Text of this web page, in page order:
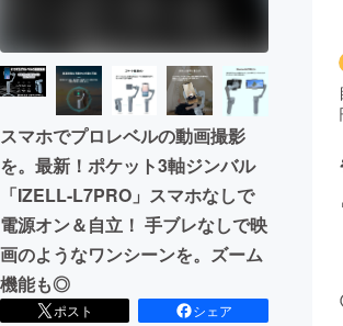
CAMPFIRE for Social Good
CAMPFIREふるさと納税machi-ya
スマホでプロレベルの動画撮影
を。最新！ポケット3軸ジンバル
「IZELL-L7PRO」スマホなしで
電源オン＆自立！ 手ブレなしで映
画のようなワンシーンを。ズーム
機能も◎
ポスト
シェア